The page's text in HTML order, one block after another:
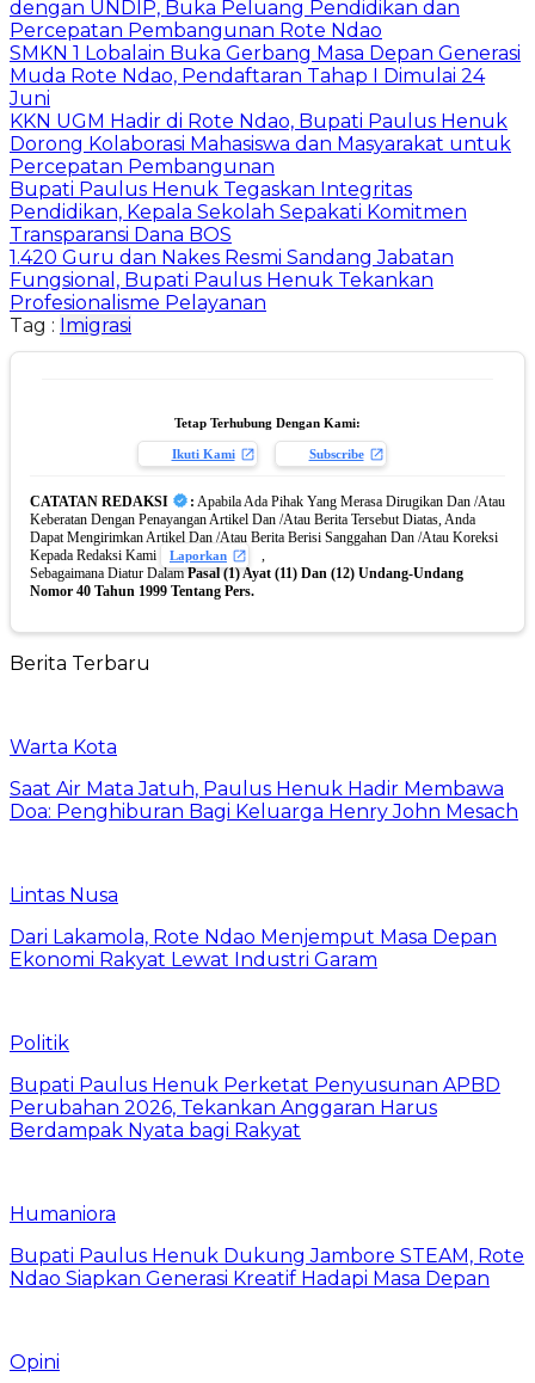
dengan UNDIP, Buka Peluang Pendidikan dan
Percepatan Pembangunan Rote Ndao
SMKN 1 Lobalain Buka Gerbang Masa Depan Generasi
Muda Rote Ndao, Pendaftaran Tahap I Dimulai 24
Juni
KKN UGM Hadir di Rote Ndao, Bupati Paulus Henuk
Dorong Kolaborasi Mahasiswa dan Masyarakat untuk
Percepatan Pembangunan
Bupati Paulus Henuk Tegaskan Integritas
Pendidikan, Kepala Sekolah Sepakati Komitmen
Transparansi Dana BOS
1.420 Guru dan Nakes Resmi Sandang Jabatan
Fungsional, Bupati Paulus Henuk Tekankan
Profesionalisme Pelayanan
Tag : Imigrasi
Tetap Terhubung Dengan Kami:
Ikuti Kami Subscribe
CATATAN REDAKSI : Apabila Ada Pihak Yang Merasa Dirugikan Dan /Atau
Keberatan Dengan Penayangan Artikel Dan /Atau Berita Tersebut Diatas, Anda
Dapat Mengirimkan Artikel Dan /Atau Berita Berisi Sanggahan Dan /Atau Koreksi
Kepada Redaksi Kami
Laporkan
,
Sebagaimana Diatur DalamPasal (1) Ayat (11) Dan (12) Undang-Undang
Nomor 40 Tahun 1999 Tentang Pers.
Berita Terbaru
Warta Kota
Saat Air Mata Jatuh, Paulus Henuk Hadir Membawa
Doa: Penghiburan Bagi Keluarga Henry John Mesach
Lintas Nusa
Dari Lakamola, Rote Ndao Menjemput Masa Depan
Ekonomi Rakyat Lewat Industri Garam
Politik
Bupati Paulus Henuk Perketat Penyusunan APBD
Perubahan 2026, Tekankan Anggaran Harus
Berdampak Nyata bagi Rakyat
Humaniora
Bupati Paulus Henuk Dukung Jambore STEAM, Rote
Ndao Siapkan Generasi Kreatif Hadapi Masa Depan
Opini